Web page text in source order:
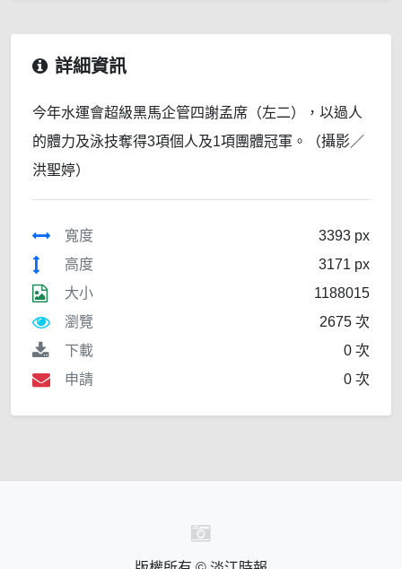
詳細資訊
今年水運會超級黑馬企管四謝孟席（左二），以過人
的體力及泳技奪得3項個人及1項團體冠軍。（攝影／
洪聖婷）
寬度
3393 px
高度
3171 px
大小
1188015
瀏覽
2675 次
下載
0 次
申請
0 次